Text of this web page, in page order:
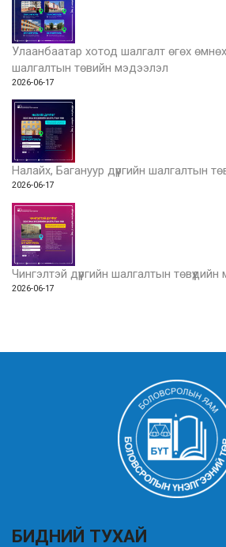
Улаанбаатар хотод шалгалт өгөх
шалгалтын төвийн мэдээлэл
2026-06-17
Налайх, Багануур дүүргийн шалгалтын
2026-06-17
Чингэлтэй дүүргийн шалгалтын
2026-06-17
БИДНИЙ ТУХАЙ